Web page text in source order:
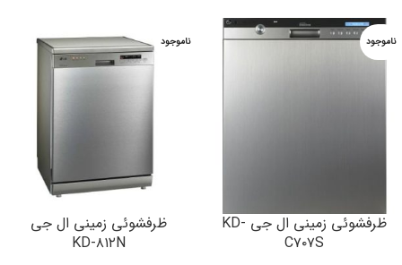
ناموجود
ظرفشوئی زمینی ال جی KD-
C۷۰۷S
ناموجود
ظرفشوئی زمینی ال جی
KD-۸۱۲N